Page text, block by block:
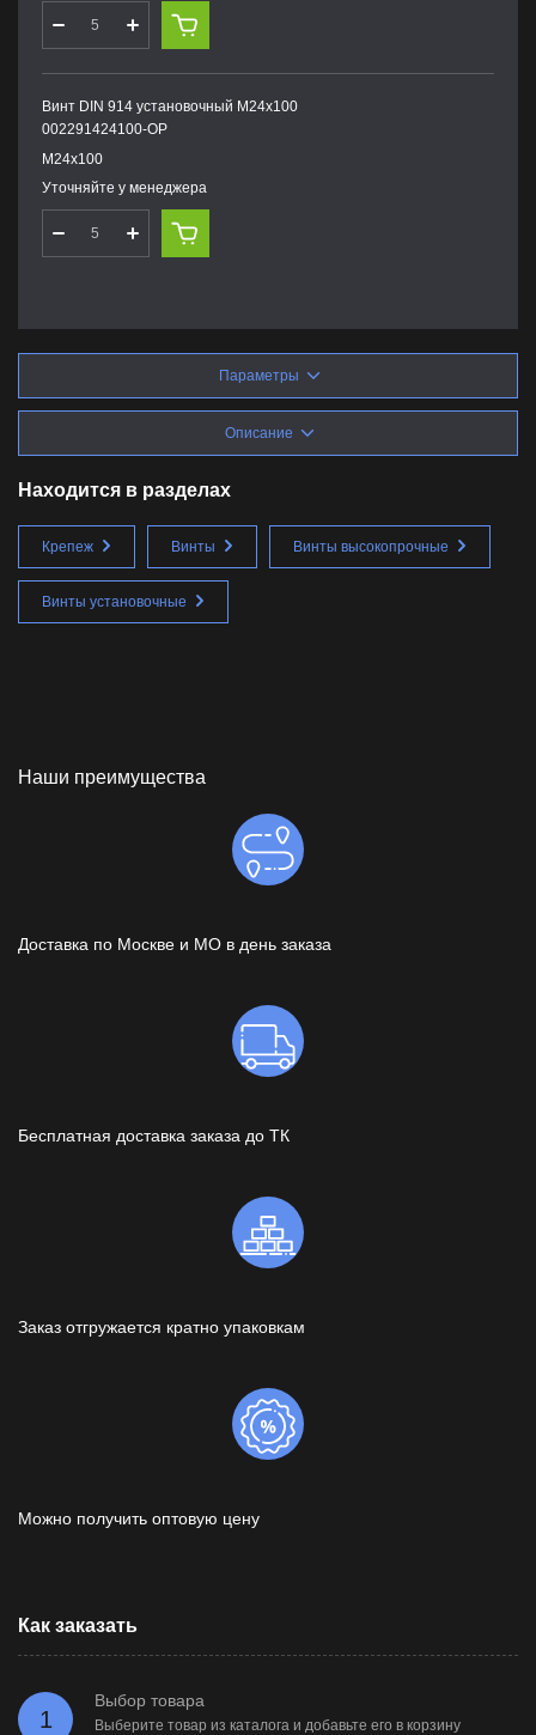
Винт DIN 914 установочный М24х100
002291424100-OP
М24х100
Уточняйте у менеджера
Параметры
Описание
Находится в разделах
Крепеж Винты Винты высокопрочные
Винты установочные
Наши преимущества
Доставка по Москве и МО в день заказа
Бесплатная доставка заказа до ТК
Заказ отгружается кратно упаковкам
Можно получить оптовую цену
Как заказать
1
Выбор товара
Выберите товар из каталога и добавьте его в корзину